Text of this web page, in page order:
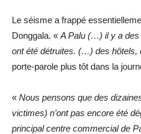
Le séisme a frappé
Donggala. « A Palu (…) il y a des
ont été détruites. (…) des hôtels,
porte-parole plus tôt dans la
« Nous pensons que des
victimes) n’ont pas encore été
principal centre commercial de